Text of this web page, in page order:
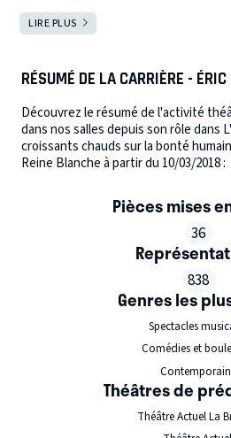
LIRE PLUS
RÉSUMÉ DE LA CARRIÈRE - ÉRIC
Découvrez le résumé de l'activité
dans nos salles depuis son rôle dans
croissants chauds sur la bonté
Reine Blanche à partir du 10/03/2018 :
Pièces mises
36
838
Genres les
Spectacles
Comédies et
Théâtres de
Théâtre Actuel La